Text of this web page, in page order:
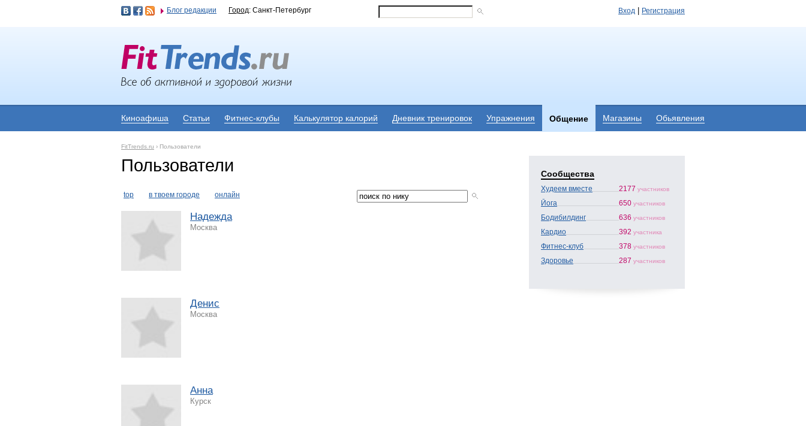
Блог редакции Город: Санкт-Петербург Вход Регистрация
Киноафиша Статьи Фитнес-клубы Калькулятор калорий Дневник тренировок Упражнения Общение Магазины Обьявления
FitTrends.ru › Пользователи
Пользователи
top в твоем городе онлайн
Надежда
Москва
Денис
Москва
Анна
Курск
Сообщества
Худеем вместе 2177 участников
Йога 650 участников
Бодибилдинг 636 участников
Кардио 392 участника
Фитнес-клуб 378 участников
Здоровье 287 участников